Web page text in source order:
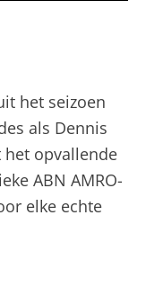
het seizoen
als Dennis
het opvallende
ABN AMRO-
elke echte